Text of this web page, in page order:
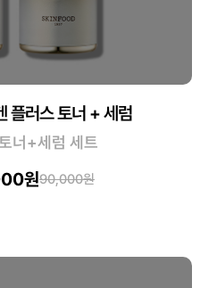
플러스 토너 + 세럼
너+세럼 세트
원90,000원